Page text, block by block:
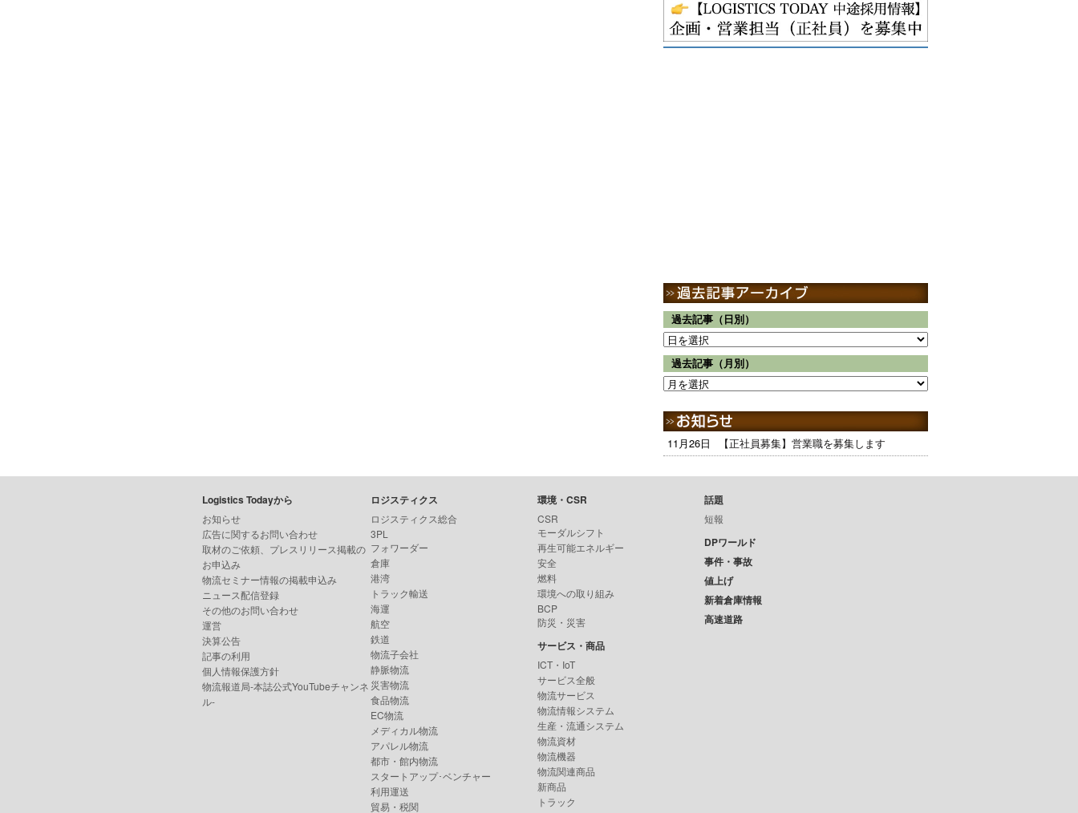
過去記事（日別）
過去記事（月別）
11月26日 【正社員募集】営業職を募集します
Logistics Todayから
お知らせ
広告に関するお問い合わせ
取材のご依頼、プレスリリース掲載の
お申込み
物流セミナー情報の掲載申込み
ニュース配信登録
その他のお問い合わせ
運営
決算公告
記事の利用
個人情報保護方針
物流報道局-本誌公式YouTubeチャンネ
ル-
ロジスティクス
ロジスティクス総合
3PL
フォワーダー
倉庫
港湾
トラック輸送
海運
航空
鉄道
物流子会社
静脈物流
災害物流
食品物流
EC物流
メディカル物流
アパレル物流
都市・館内物流
スタートアップ･ベンチャー
利用運送
貿易・税関
環境・CSR
CSR
モーダルシフト
再生可能エネルギー
安全
燃料
環境への取り組み
BCP
防災・災害
サービス・商品
ICT・IoT
サービス全般
物流サービス
物流情報システム
生産・流通システム
物流資材
物流機器
物流関連商品
新商品
トラック
話題
短報
DPワールド
事件・事故
値上げ
新着倉庫情報
高速道路